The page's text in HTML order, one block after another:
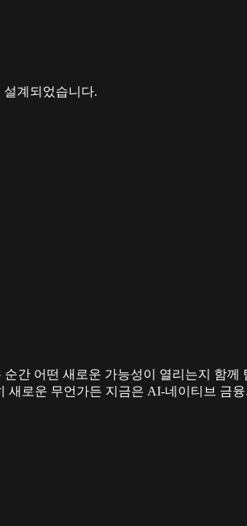
계되었습니다.
간 어떤 새로운 가능성이 열리는지 함께
로운 무언가든 지금은 AI-네이티브 금